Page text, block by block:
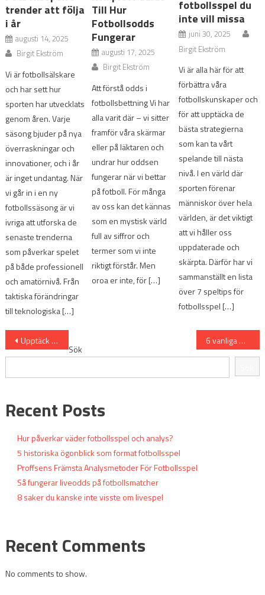
trender att följa
i år
augusti 14, 2025
Birgit Ekström
Vi är fotbollsälskare
och har sett hur
sporten har utvecklats
genom åren. Varje
säsong bjuder på nya
överraskningar och
innovationer, och i år
är inget undantag. När
vi går in i en ny
fotbollssäsong är vi
ivriga att utforska de
senaste trenderna
som påverkar spelet
på både professionell
och amatörnivå. Från
taktiska förändringar
till teknologiska […]
Till Hur
Fotbollsodds
Fungerar
augusti 17, 2025
Birgit Ekström
Att förstå odds i
fotbollsbettning Vi har
alla varit där – vi sitter
framför våra skärmar
eller på läktaren och
undrar hur oddsen
fungerar när vi bettar
på fotboll. För många
av oss kan det kännas
som en mystisk värld
full av siffror och
termer som vi inte
riktigt förstår. Men
oroa er inte, för […]
fotbollsspel du
inte vill missa
juni 30, 2025
Birgit Ekström
Vi är alla här för att
förbättra våra
fotbollskunskaper och
för att upptäcka de
bästa strategierna
som kan ta vårt
spelande till nästa
nivå. I en värld där
sporten förenar
människor över hela
världen, är det viktigt
att vi håller oss
uppdaterade och
skärpta. Därför har vi
sammanställt en lista
över 7 speltips för
fotbollsspel […]
Inläggsnavigering
Upptäck hur du kan satsa på fotboll online framgångsrikt 6 vanliga misstag vid livespel på fotboll
Sök
Recent Posts
Hur påverkar väder fotbollsspel och analys?
5 historiska ögonblick som format fotbollsspel
Proffsens Främsta Analysmetoder För Fotbollsspel
Så fungerar liveodds på fotbollsmatcher
8 saker du kanske inte visste om livespel
Recent Comments
No comments to show.